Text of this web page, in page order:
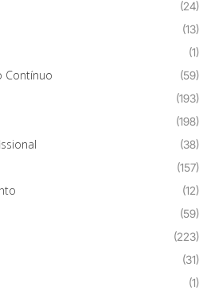
(24)
(13)
(1)
Contínuo (59)
(193)
(198)
(38)
(157)
(12)
(59)
(223)
(31)
(1)